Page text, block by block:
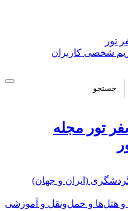
تور
شخصی کاربران
تور مجله
(ایران و جهان)
و هتل‌ها و حمل‌و‌نقل و آموزشی